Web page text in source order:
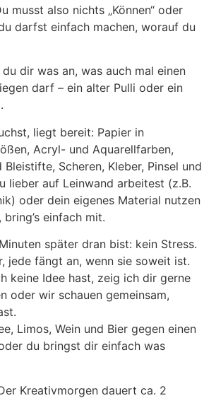
musst also nichts „Können“ oder
darfst einfach machen, worauf du
dir was an, was auch mal einen
darf – ein alter Pulli oder ein
liegt bereit: Papier in
Acryl- und Aquarellfarben,
Bleistifte, Scheren, Kleber, Pinsel und
lieber auf Leinwand arbeitest (z.B.
oder dein eigenes Material nutzen
einfach mit.
später dran bist: kein Stress.
jede fängt an, wenn sie soweit ist.
keine Idee hast, zeig ich dir gerne
oder wir schauen gemeinsam,
Limos, Wein und Bier gegen einen
du bringst dir einfach was
Kreativmorgen dauert ca. 2